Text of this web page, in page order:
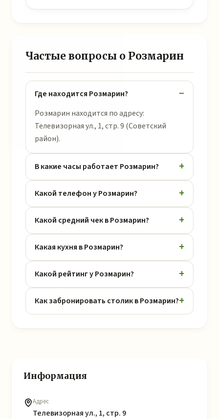
Частые вопросы о Розмарин
Где находится Розмарин?
Розмарин находится по адресу:
Телевизорная ул., 1, стр. 9 (Советский
район).
В какие часы работает Розмарин?
Какой телефон у Розмарин?
Какой средний чек в Розмарин?
Какая кухня в Розмарин?
Какой рейтинг у Розмарин?
Как забронировать столик в Розмарин?
Информация
Адрес
Телевизорная ул., 1, стр. 9